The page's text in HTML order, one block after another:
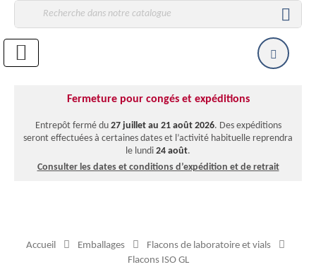

Fermeture pour congés et expéditions
Entrepôt fermé du 27 juillet au 21 août 2026. Des expéditions
seront effectuées à certaines dates et l’activité habituelle reprendra
le lundi 24 août.
Consulter les dates et conditions d’expédition et de retrait
Accueil Emballages
Flacons de laboratoire et vials
Flacons ISO GL